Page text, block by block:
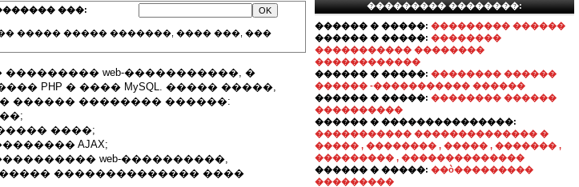
���:
����� ����� �������, ���� ���, ���
web-�����������, �
PHP � ���� MySQL. ����� �����,
������ �������� ������:
����;
AJAX;
web-����������,
�������������� ����
��������� ��������:
������ � �����: ��������� ������
������ � �����: ��������
����������� ��������
������������
������ � �����: �������� ������
������ -����������� ������
������ � �����: �������� ������
����������
������ � ���������������:
����������� �������������� �
����� , �������� , ����� , ������� ,
��������� , ��������������
������ � �����: ��ò���������
���������